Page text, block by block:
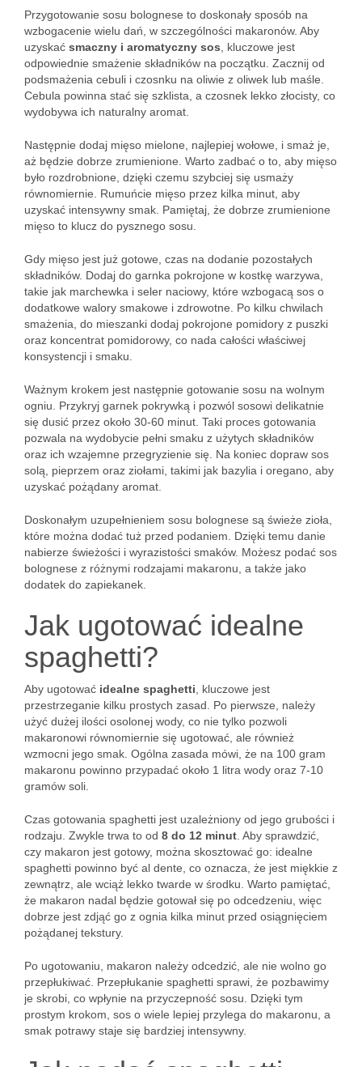
Przygotowanie sosu bolognese to doskonały sposób na
wzbogacenie wielu dań, w szczególności makaronów. Aby
uzyskać smaczny i aromatyczny sos , kluczowe jest
odpowiednie smażenie składników na początku. Zacznij od
podsmażenia cebuli i czosnku na oliwie z oliwek lub maśle.
Cebula powinna stać się szklista, a czosnek lekko złocisty, co
wydobywa ich naturalny aromat.
Następnie dodaj mięso mielone, najlepiej wołowe, i smaż je,
aż będzie dobrze zrumienione. Warto zadbać o to, aby mięso
było rozdrobnione, dzięki czemu szybciej się usmaży
równomiernie. Rumuńcie mięso przez kilka minut, aby
uzyskać intensywny smak. Pamiętaj, że dobrze zrumienione
mięso to klucz do pysznego sosu.
Gdy mięso jest już gotowe, czas na dodanie pozostałych
składników. Dodaj do garnka pokrojone w kostkę warzywa,
takie jak marchewka i seler naciowy, które wzbogacą sos o
dodatkowe walory smakowe i zdrowotne. Po kilku chwilach
smażenia, do mieszanki dodaj pokrojone pomidory z puszki
oraz koncentrat pomidorowy, co nada całości właściwej
konsystencji i smaku.
Ważnym krokem jest następnie gotowanie sosu na wolnym
ogniu. Przykryj garnek pokrywką i pozwól sosowi delikatnie
się dusić przez około 30-60 minut. Taki proces gotowania
pozwala na wydobycie pełni smaku z użytych składników
oraz ich wzajemne przegryzienie się. Na koniec dopraw sos
solą, pieprzem oraz ziołami, takimi jak bazylia i oregano, aby
uzyskać pożądany aromat.
Doskonałym uzupełnieniem sosu bolognese są świeże zioła,
które można dodać tuż przed podaniem. Dzięki temu danie
nabierze świeżości i wyrazistości smaków. Możesz podać sos
bolognese z różnymi rodzajami makaronu, a także jako
dodatek do zapiekanek.
Jak ugotować idealne
spaghetti?
Aby ugotować idealne spaghetti , kluczowe jest
przestrzeganie kilku prostych zasad. Po pierwsze, należy
użyć dużej ilości osolonej wody, co nie tylko pozwoli
makaronowi równomiernie się ugotować, ale również
wzmocni jego smak. Ogólna zasada mówi, że na 100 gram
makaronu powinno przypadać około 1 litra wody oraz 7-10
gramów soli.
Czas gotowania spaghetti jest uzależniony od jego grubości i
rodzaju. Zwykle trwa to od 8 do 12 minut . Aby sprawdzić,
czy makaron jest gotowy, można skosztować go: idealne
spaghetti powinno być al dente, co oznacza, że jest miękkie z
zewnątrz, ale wciąż lekko twarde w środku. Warto pamiętać,
że makaron nadal będzie gotował się po odcedzeniu, więc
dobrze jest zdjąć go z ognia kilka minut przed osiągnięciem
pożądanej tekstury.
Po ugotowaniu, makaron należy odcedzić, ale nie wolno go
przepłukiwać. Przepłukanie spaghetti sprawi, że pozbawimy
je skrobi, co wpłynie na przyczepność sosu. Dzięki tym
prostym krokom, sos o wiele lepiej przylega do makaronu, a
smak potrawy staje się bardziej intensywny.